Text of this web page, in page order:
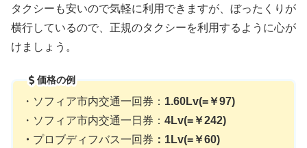
タクシーも安いので気軽に利用できますが、ぼったくりが
横行しているので、正規のタクシーを利用するように心が
けましょう。
価格の例
・ソフィア市内交通一回券： 1.60Lv(=￥97)
・ソフィア市内交通一日券： 4Lv(=￥242)
・ プロブディフバス一回券 ：1Lv(=￥60)